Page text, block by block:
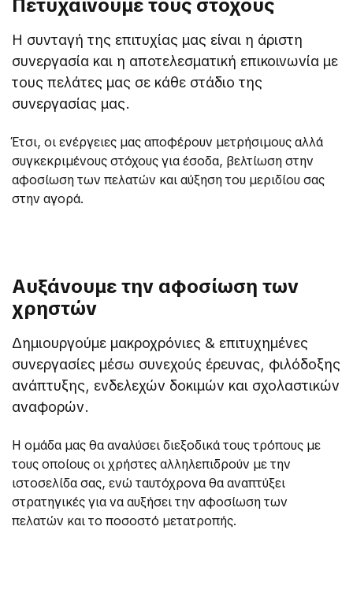
Πετυχαίνουμε τους στόχους
Η συνταγή της επιτυχίας μας είναι η άριστη
συνεργασία και η αποτελεσματική επικοινωνία με
τους πελάτες μας σε κάθε στάδιο της
συνεργασίας μας.
Έτσι, οι ενέργειες μας αποφέρουν μετρήσιμους αλλά
συγκεκριμένους στόχους για έσοδα, βελτίωση στην
αφοσίωση των πελατών και αύξηση του μεριδίου σας
στην αγορά.
Αυξάνουμε την αφοσίωση των
χρηστών
Δημιουργούμε μακροχρόνιες & επιτυχημένες
συνεργασίες μέσω συνεχούς έρευνας, φιλόδοξης
ανάπτυξης, ενδελεχών δοκιμών και σχολαστικών
αναφορών.
Η ομάδα μας θα αναλύσει διεξοδικά τους τρόπους με
τους οποίους οι χρήστες αλληλεπιδρούν με την
ιστοσελίδα σας, ενώ ταυτόχρονα θα αναπτύξει
στρατηγικές για να αυξήσει την αφοσίωση των
πελατών και το ποσοστό μετατροπής.